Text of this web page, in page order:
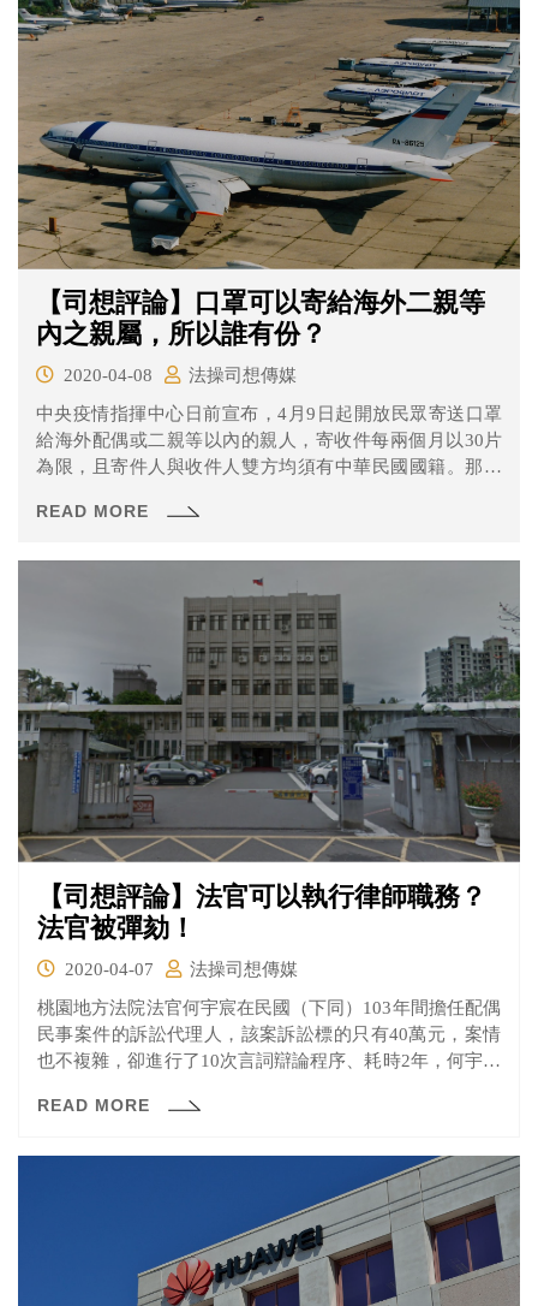
【司想評論】口罩可以寄給海外二親等
內之親屬，所以誰有份？
2020-04-08
法操司想傳媒
中央疫情指揮中心日前宣布，4月9日起開放民眾寄送口罩
給海外配偶或二親等以內的親人，寄收件每兩個月以30片
為限，且寄件人與收件人雙方均須有中華民國國籍。那二
楚。沒關係，那就讓法操替您整理！
READ MORE
【司想評論】法官可以執行律師職務？
法官被彈劾！
2020-04-07
法操司想傳媒
桃園地方法院法官何宇宸在民國（下同）103年間擔任配偶
民事案件的訴訟代理人，該案訴訟標的只有40萬元，案情
也不複雜，卻進行了10次言詞辯論程序、耗時2年，何宇宸
另外又在104年辦理選舉訴訟案件期間，以脅迫押人或利誘
READ MORE